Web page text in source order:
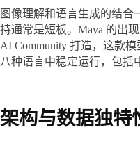
图像理解和语言生成的结合
持通常是短板。Maya 的出
AI Community 打造，这款
八种语言中稳定运行，包括
架构与数据独特